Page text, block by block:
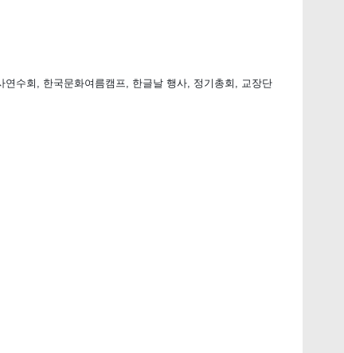
수회, 한국문화여름캠프, 한글날 행사, 정기총회, 교장단